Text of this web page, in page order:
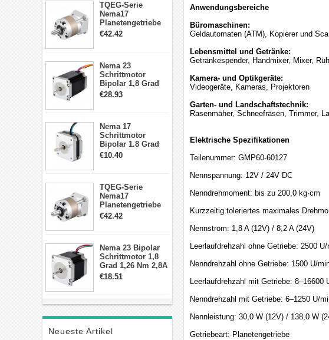
TQEG-Serie
Nema17
Planetengetriebe
5:1 Spiel 15Arc-
€42.42
Nema 23
Schrittmotor
Bipolar 1,8 Grad
2,83Nm 4 A 2,26V
€28.93
Nema 17
Schrittmotor
Bipolar 1.8 Grad
8.7Ncm 1A 3.5V 4
€10.40
TQEG-Serie
Nema17
Planetengetriebe
10:1 Spiel 15Arc-
€42.42
Nema 23 Bipolar
Schrittmotor 1,8
Grad 1,26 Nm 2,8A
2,5V 4 Drähte
€18.51
Neueste Artikel
Anwendungsbereiche
Büromaschinen:
Geldautomaten (ATM), Kopierer und
Lebensmittel und Getränke:
Getränkespender, Handmixer, Mixer,
Kamera- und Optikgeräte:
Videogeräte, Kameras, Projektoren
Garten- und Landschaftstechnik:
Rasenmäher, Schneefräsen, Trimmer,
Elektrische Spezifikationen
Teilenummer: GMP60-60127
Nennspannung: 12V / 24V DC
Nenndrehmoment: bis zu 200,0 kg·cm
Kurzzeitig toleriertes maximales
Nennstrom: 1,8 A (12V) / 8,2 A (24V)
Leerlaufdrehzahl ohne Getriebe: 2500
Nenndrehzahl ohne Getriebe: 1500 U/
Leerlaufdrehzahl mit Getriebe: 8–16600
Nenndrehzahl mit Getriebe: 6–1250 U/
Nennleistung: 30,0 W (12V) / 138,0 W
Getriebeart: Planetengetriebe